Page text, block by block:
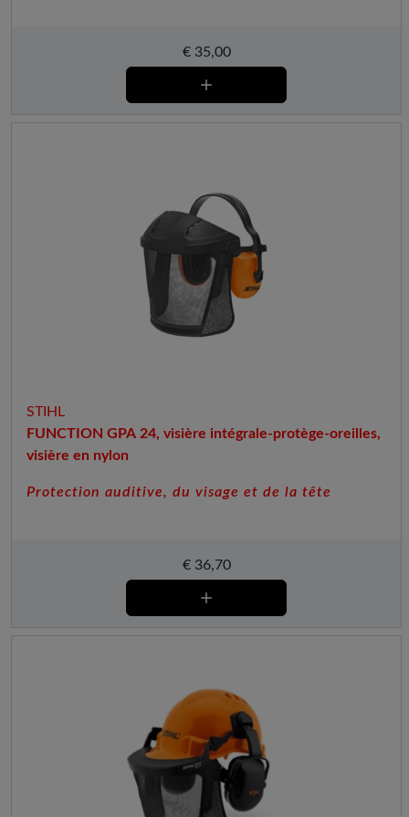
€35,00
STIHL
FUNCTION GPA 24, visière intégrale-protège-oreilles,
visière en nylon
Protection auditive, du visage et de la tête
€36,70